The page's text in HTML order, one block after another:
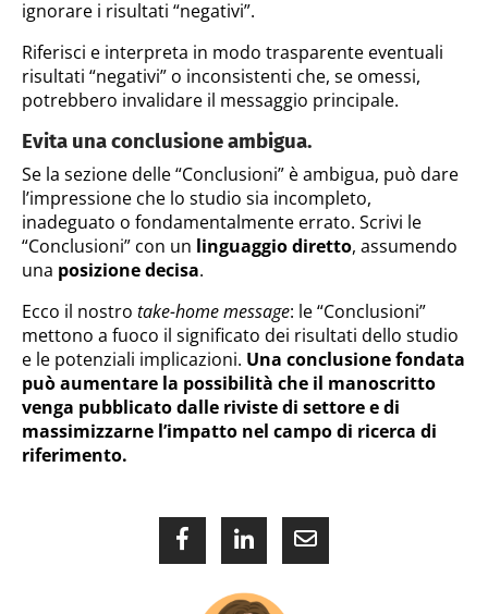
ignorare i risultati “negativi”.
Riferisci e interpreta in modo trasparente eventuali
risultati “negativi” o inconsistenti che, se omessi,
potrebbero invalidare il messaggio principale.
Evita una conclusione ambigua.
Se la sezione delle “Conclusioni” è ambigua, può dare
l’impressione che lo studio sia incompleto,
inadeguato o fondamentalmente errato. Scrivi le
“Conclusioni” con un linguaggio diretto, assumendo
una posizione decisa.
Ecco il nostro take-home message: le “Conclusioni”
mettono a fuoco il significato dei risultati dello studio
e le potenziali implicazioni. Una conclusione fondata
può aumentare la possibilità che il manoscritto
venga pubblicato dalle riviste di settore e di
massimizzarne l’impatto nel campo di ricerca di
riferimento.